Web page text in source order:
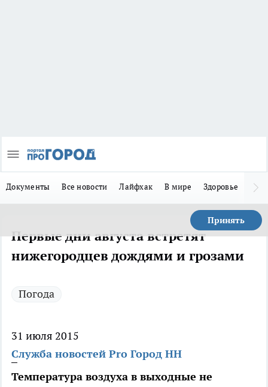
Документы Все новости Лайфхак В мире Здоровье
Принять
Первые дни августа встретят
нижегородцев дождями и грозами
Погода
31 июля 2015
Служба новостей Pro Город НН
Температура воздуха в выходные не